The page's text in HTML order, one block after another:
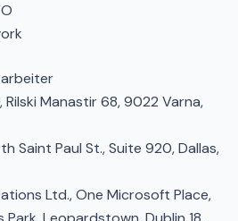
Manastir 68, 9022 Varna,
Saint Paul St., Suite 920, Dallas,
Ltd., One Microsoft Place,